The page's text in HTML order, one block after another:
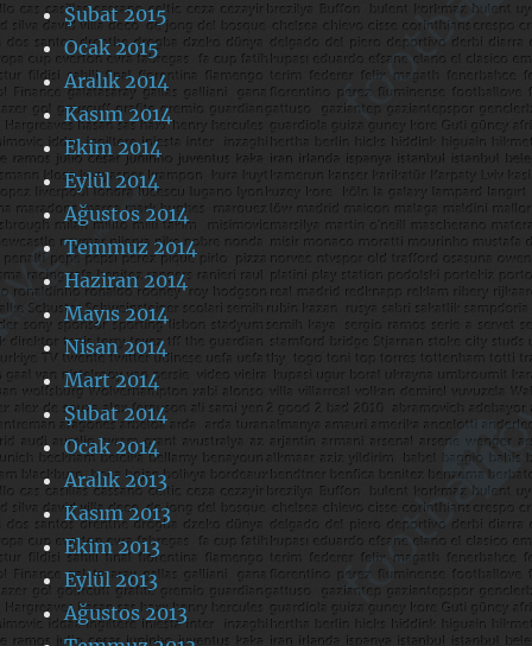
Şubat 2015
Ocak 2015
Aralık 2014
Kasım 2014
Ekim 2014
Eylül 2014
Ağustos 2014
Temmuz 2014
Haziran 2014
Mayıs 2014
Nisan 2014
Mart 2014
Şubat 2014
Ocak 2014
Aralık 2013
Kasım 2013
Ekim 2013
Eylül 2013
Ağustos 2013